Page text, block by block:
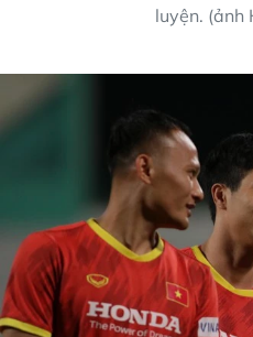
luyện. (ảnh